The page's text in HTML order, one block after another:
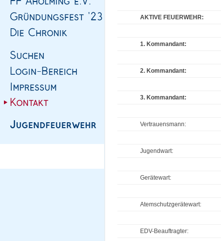
AKTIVE FEUERWEHR:
1. Kommandant:
2. Kommandant:
3. Kommandant:
Vertrauensmann:
Jugendwart:
Gerätewart:
Atemschutzgerätewart:
EDV-Beauftragter: